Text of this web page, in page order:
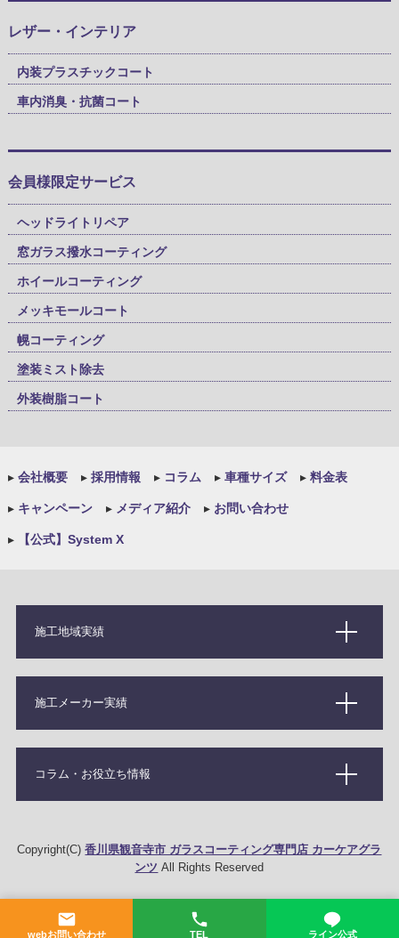
webお問い合わせ TEL ライン公式
レザー・インテリア
内装プラスチックコート
車内消臭・抗菌コート
会員様限定サービス
ヘッドライトリペア
窓ガラス撥水コーティング
ホイールコーティング
メッキモールコート
幌コーティング
塗装ミスト除去
外装樹脂コート
▸会社概要 ▸採用情報 ▸コラム ▸車種サイズ ▸料金表
▸キャンペーン ▸メディア紹介 ▸お問い合わせ
▸【公式】System X
施工地域実績
施工メーカー実績
コラム・お役立ち情報
Copyright(C)香川県観音寺市 ガラスコーティング専門店 カーケアグラ
ンツ All Rights Reserved